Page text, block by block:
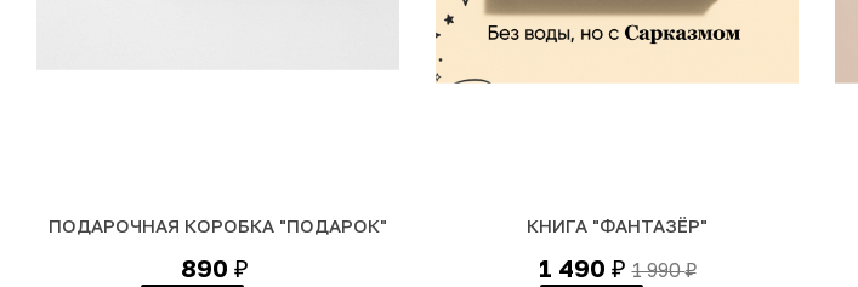
ПОДАРОЧНАЯ КОРОБКА "ПОДАРОК"
890 ₽
КНИГА "ФАНТАЗЁР"
1 490 ₽ 1 990₽